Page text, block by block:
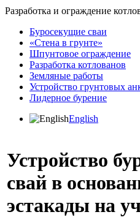
Разработка и ограждение
Буросекущие сваи
«Стена в грунте»
Шпунтовое ограждение
Разработка котлованов
Земляные работы
Устройство грунтовых
Лидерное бурение
English
Устройство
свай в
эстакады на